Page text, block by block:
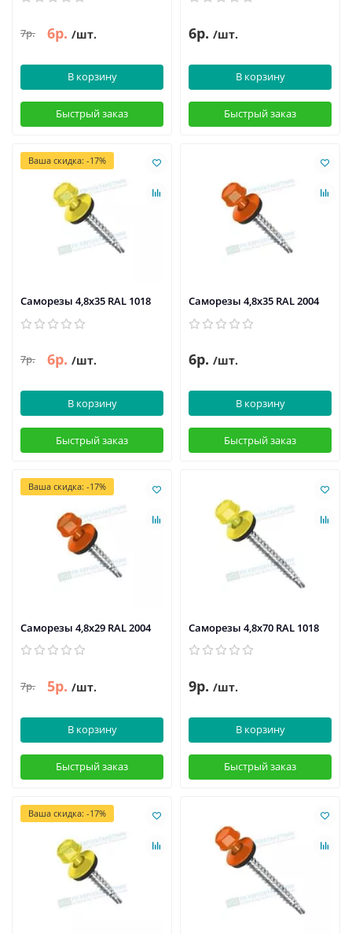
7р. 6р. /шт.
В корзину
Быстрый заказ
6р. /шт.
В корзину
Быстрый заказ
Ваша скидка: -17%
Саморезы 4,8х35 RAL 1018
7р. 6р. /шт.
В корзину
Быстрый заказ
Саморезы 4,8х35 RAL 2004
6р. /шт.
В корзину
Быстрый заказ
Ваша скидка: -17%
Саморезы 4,8х29 RAL 2004
7р. 5р. /шт.
В корзину
Быстрый заказ
Саморезы 4,8х70 RAL 1018
9р. /шт.
В корзину
Быстрый заказ
Ваша скидка: -17%